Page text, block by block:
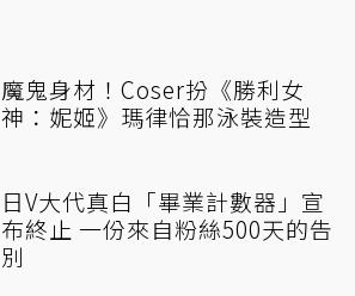
魔鬼身材！Coser扮《勝利女
神：妮姬》瑪律恰那泳裝造型
日V大代真白「畢業計數器」宣
布終止 一份來自粉絲500天的告
別